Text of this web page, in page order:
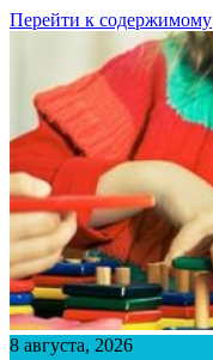
Перейти к содержимому
8 августа, 2026